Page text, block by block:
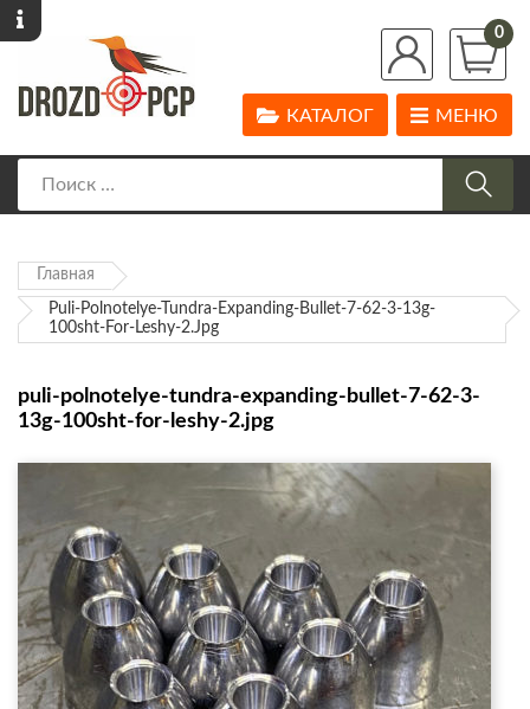
0
МЕНЮ
КАТАЛОГ
Главная
Puli-Polnotelye-Tundra-Expanding-Bullet-7-62-3-13g-
100sht-For-Leshy-2.jpg
puli-polnotelye-tundra-expanding-bullet-7-62-3-
13g-100sht-for-leshy-2.jpg